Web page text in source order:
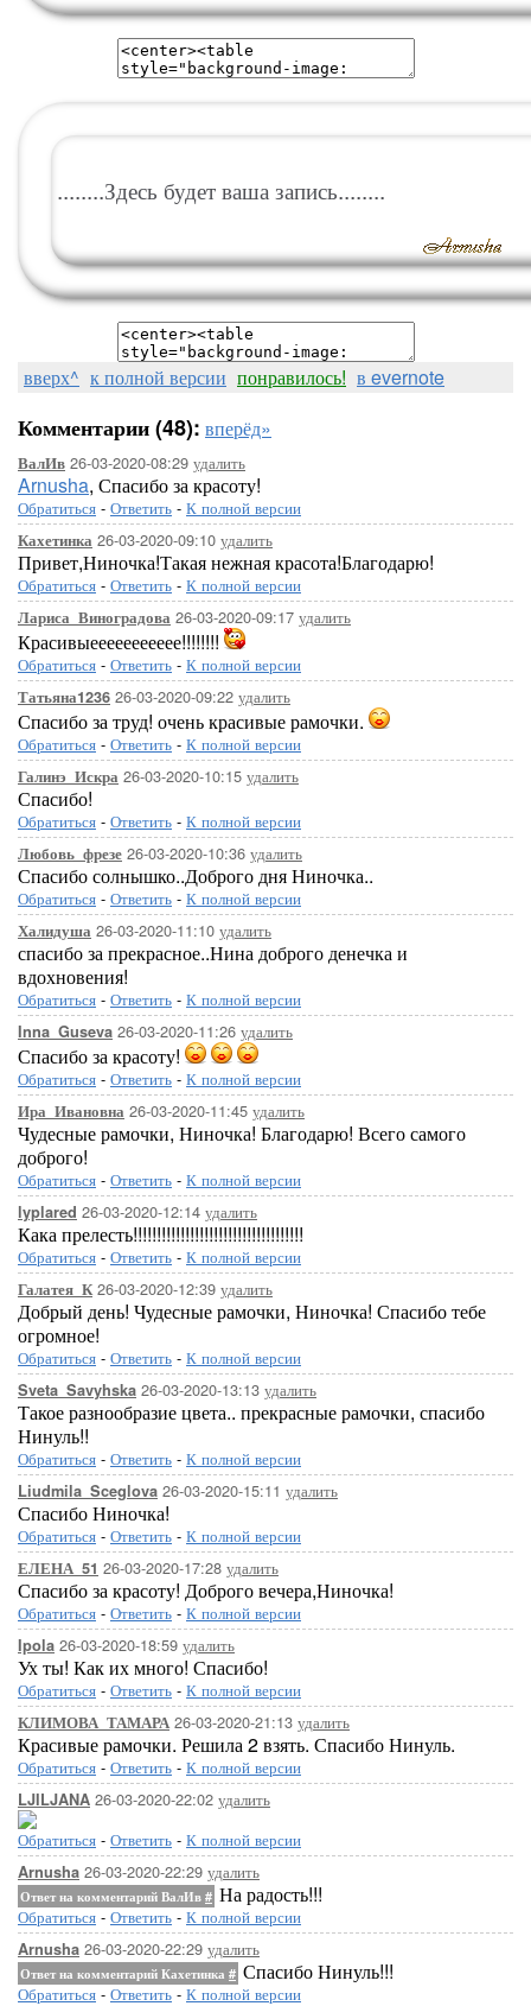
........Здесь будет ваша запись........
вверх^ к полной версии понравилось! в evernote
Комментарии (48): вперёд»
ВалИв 26-03-2020-08:29 удалить
Arnusha, Спасибо за красоту!
Обратиться - Ответить - К полной версии
Кахетинка 26-03-2020-09:10 удалить
Привет,Ниночка!Такая нежная красота!Благодарю!
Обратиться - Ответить - К полной версии
Лариса_Виноградова 26-03-2020-09:17 удалить
Красивыеееееееееее!!!!!!!!
Обратиться - Ответить - К полной версии
Татьяна1236 26-03-2020-09:22 удалить
Спасибо за труд! очень красивые рамочки.
Обратиться - Ответить - К полной версии
Галинэ_Искра 26-03-2020-10:15 удалить
Спасибо!
Обратиться - Ответить - К полной версии
Любовь_фрезе 26-03-2020-10:36 удалить
Спасибо солнышко..Доброго дня Ниночка..
Обратиться - Ответить - К полной версии
Халидуша 26-03-2020-11:10 удалить
спасибо за прекрасное..Нина доброго денечка и
вдохновения!
Обратиться - Ответить - К полной версии
Inna_Guseva 26-03-2020-11:26 удалить
Спасибо за красоту!
Обратиться - Ответить - К полной версии
Ира_Ивановна 26-03-2020-11:45 удалить
Чудесные рамочки, Ниночка! Благодарю! Всего самого
доброго!
Обратиться - Ответить - К полной версии
lyplared 26-03-2020-12:14 удалить
Кака прелесть!!!!!!!!!!!!!!!!!!!!!!!!!!!!!!!!!!!!
Обратиться - Ответить - К полной версии
Галатея_К26-03-2020-12:39 удалить
Добрый день! Чудесные рамочки, Ниночка! Спасибо тебе
огромное!
Обратиться - Ответить - К полной версии
Sveta_Savyhska 26-03-2020-13:13 удалить
Такое разнообразие цвета.. прекрасные рамочки, спасибо
Нинуль!!
Обратиться - Ответить - К полной версии
Liudmila_Sceglova 26-03-2020-15:11 удалить
Спасибо Ниночка!
Обратиться - Ответить - К полной версии
ЕЛЕНА_51 26-03-2020-17:28 удалить
Спасибо за красоту! Доброго вечера,Ниночка!
Обратиться - Ответить - К полной версии
Ipola 26-03-2020-18:59 удалить
Ух ты! Как их много! Спасибо!
Обратиться - Ответить - К полной версии
КЛИМОВА_ТАМАРА 26-03-2020-21:13 удалить
Красивые рамочки. Решила 2 взять. Спасибо Нинуль.
Обратиться - Ответить - К полной версии
LJILJANA 26-03-2020-22:02 удалить
Обратиться - Ответить - К полной версии
Arnusha 26-03-2020-22:29 удалить
Ответ на комментарий ВалИв # На радость!!!
Обратиться - Ответить - К полной версии
Arnusha 26-03-2020-22:29 удалить
Ответ на комментарий Кахетинка # Спасибо Нинуль!!!
Обратиться - Ответить - К полной версии